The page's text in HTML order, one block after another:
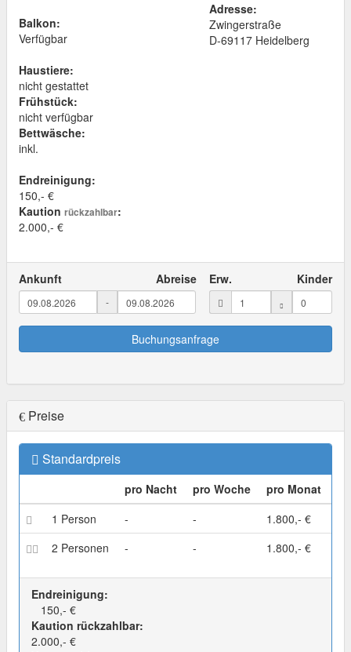
Balkon:
Verfügbar
Haustiere:
nicht gestattet
Frühstück:
nicht verfügbar
Bettwäsche:
inkl.
Endreinigung:
150,- €
Kaution rückzahlbar:
2.000,- €
Adresse:
Zwingerstraße
D-69117Heidelberg
Ankunft Abreise
-
Erw. Kinder
Buchungsanfrage
Preise
Standardpreis
pro Nacht pro Woche
pro Monat
1 Person
- -
1.800,- €
2 Personen
- - 1.800,- €
Endreinigung:
150,- €
Kaution rückzahlbar:
2.000,- €